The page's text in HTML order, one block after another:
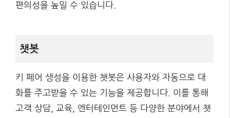
편의성을 높일 수 있습니다.
챗봇
키 페어 생성을 이용한 챗봇은 사용자와 자동으로 대
화를 주고받을 수 있는 기능을 제공합니다. 이를 통해
고객 상담, 교육, 엔터테인먼트 등 다양한 분야에서 챗